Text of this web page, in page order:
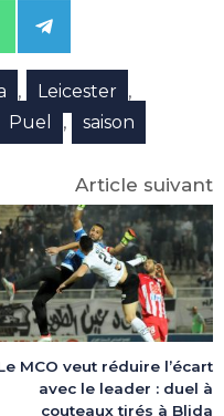
Share
on
Telegram
, Leicester ,
Puel , saison
Article suivant
MCO veut réduire l’écart
avec le leader : duel à
couteaux tirés à Blida